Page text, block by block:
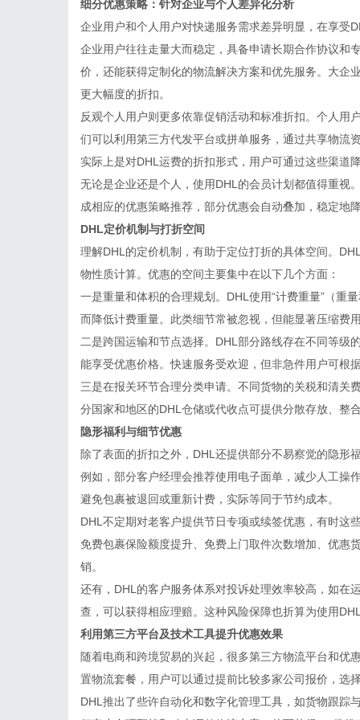
细分优惠策略：针对企业与个人差异化分析
企业用户和个人用户对快递服务需求差异明显，在享受
企业用户往往走量大而稳定，具备申请长期合作协议和
价，还能获得定制化的物流解决方案和优先服务。大企
更大幅度的折扣。
反观个人用户则更多依靠促销活动和标准折扣。个人用
们可以利用第三方代发平台或拼单服务，通过共享物流
实际上是对DHL运费的折扣形式，用户可通过这些渠道
无论是企业还是个人，使用DHL的会员计划都值得重视
成相应的优惠策略推荐，部分优惠会自动叠加，稳定地
DHL定价机制与打折空间
理解DHL的定价机制，有助于定位打折的具体空间。
物性质计算。优惠的空间主要集中在以下几个方面：
一是重量和体积的合理规划。DHL使用“计费重量”（重
而降低计费重量。此类细节常被忽视，但能显著压缩费
二是跨国运输和节点选择。DHL部分路线存在不同等级
能享受优惠价格。快速服务受欢迎，但非急件用户可根
三是在报关环节合理分类申请。不同货物的关税和清关
分国家和地区的DHL仓储或代收点可提供分散存放、整
隐形福利与细节优惠
除了表面的折扣之外，DHL还提供部分不易察觉的隐形
例如，部分客户经理会推荐使用电子面单，减少人工操
避免包裹被退回或重新计费，实际等同于节约成本。
DHL不定期对老客户提供节日专项或续签优惠，有时这
免费包裹保险额度提升、免费上门取件次数增加、优惠
销。
还有，DHL的客户服务体系对投诉处理效率较高，如在
查，可以获得相应理赔。这种风险保障也折算为使用
利用第三方平台及技术工具提升优惠效果
随着电商和跨境贸易的兴起，很多第三方物流平台和优
置物流套餐，用户可以通过提前比较多家公司报价，选
DHL推出了些许自动化和数字化管理工具，如货物跟踪